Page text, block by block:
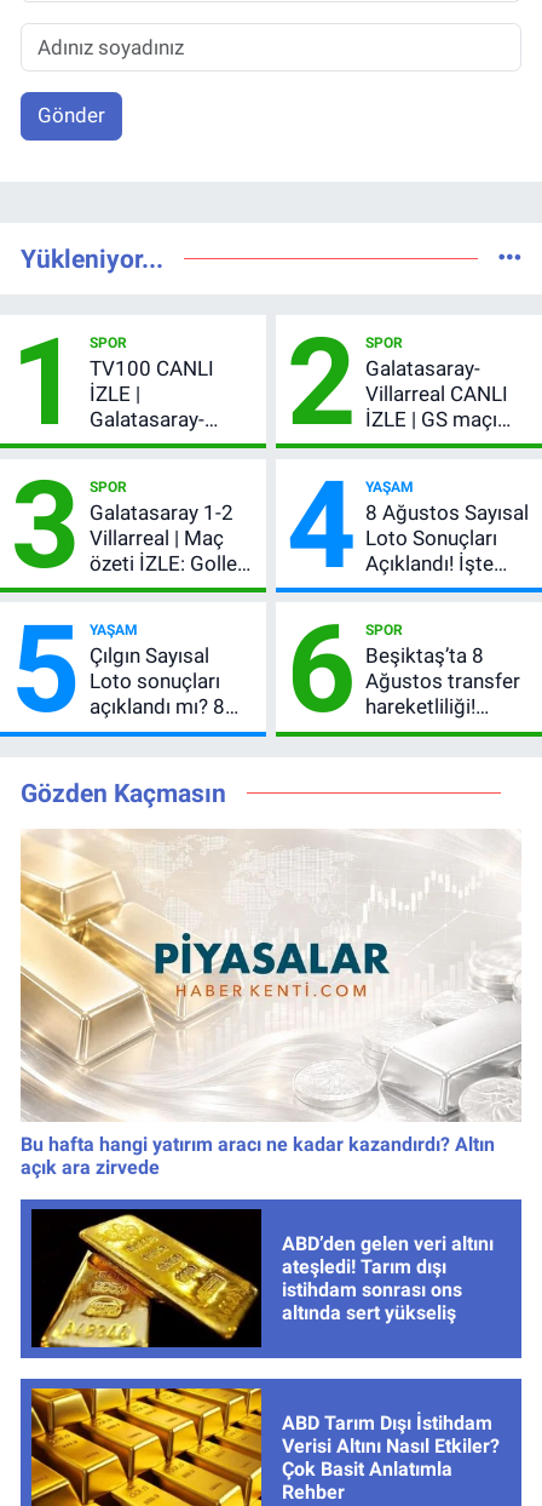
Gönder
Yükleniyor...
1 SPOR
TV100 CANLI
İZLE |
Galatasaray-
Villarreal maçı
şifresiz canlı yayın
2 SPOR
Galatasaray-
Villarreal CANLI
İZLE | GS maçı
hangi kanalda,
3 SPOR
Galatasaray 1-2
Villarreal | Maç
özeti İZLE: Goller
peş peşe geldi,
kırmızı kart gördü!
4 YAŞAM
8 Ağustos Sayısal
Loto Sonuçları
Açıklandı! İşte
Kazandıran 6
5 YAŞAM
Çılgın Sayısal
Loto sonuçları
açıklandı mı? 8
Ağustos 2026
numaralar
6 SPOR
Beşiktaş’ta 8
Ağustos transfer
hareketliliği!
Yönetim 5 bölge
Gözden Kaçmasın
Bu hafta hangi yatırım aracı ne kadar kazandırdı? Altın
açık ara zirvede
ABD’den gelen veri altını
ateşledi! Tarım dışı
istihdam sonrası ons
altında sert yükseliş
ABD Tarım Dışı İstihdam
Verisi Altını Nasıl Etkiler?
Çok Basit Anlatımla
Rehber